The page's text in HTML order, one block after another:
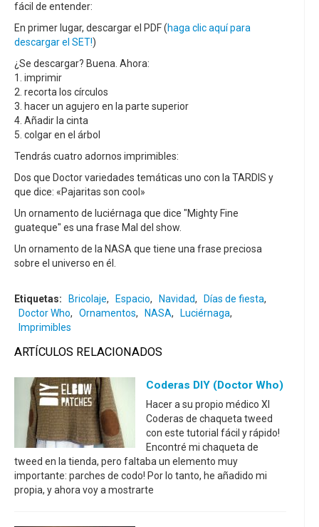
fácil de entender:
En primer lugar, descargar el PDF (haga clic aquí para
descargar el SET!)
¿Se descargar? Buena. Ahora:
1. imprimir
2. recorta los círculos
3. hacer un agujero en la parte superior
4. Añadir la cinta
5. colgar en el árbol
Tendrás cuatro adornos imprimibles:
Dos que Doctor variedades temáticas uno con la TARDIS y
que dice: «Pajaritas son cool»
Un ornamento de luciérnaga que dice "Mighty Fine
guateque" es una frase Mal del show.
Un ornamento de la NASA que tiene una frase preciosa
sobre el universo en él.
Etiquetas: Bricolaje, Espacio, Navidad, Días de fiesta,
Doctor Who, Ornamentos, NASA, Luciérnaga,
Imprimibles
ARTÍCULOS RELACIONADOS
Coderas DIY (Doctor Who)
Hacer a su propio médico XI
Coderas de chaqueta tweed
con este tutorial fácil y rápido!
Encontré mi chaqueta de
tweed en la tienda, pero faltaba un elemento muy
importante: parches de codo! Por lo tanto, he añadido mi
propia, y ahora voy a mostrarte